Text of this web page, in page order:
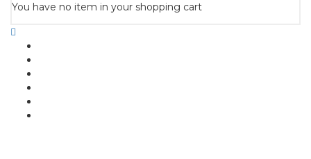
You have no item in your shopping cart